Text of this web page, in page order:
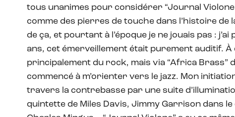
tous unanimes pour considérer “Journal
comme des pierres de touche dans l’histoire de
de ça, et pourtant à l’époque je ne jouais pas :
ans, cet émerveillement était purement auditif. À
principalement du rock, mais via “Africa Brass”
commencé à m’orienter vers le jazz. Mon
travers la contrebasse par une suite
quintette de Miles Davis, Jimmy Garrison dans